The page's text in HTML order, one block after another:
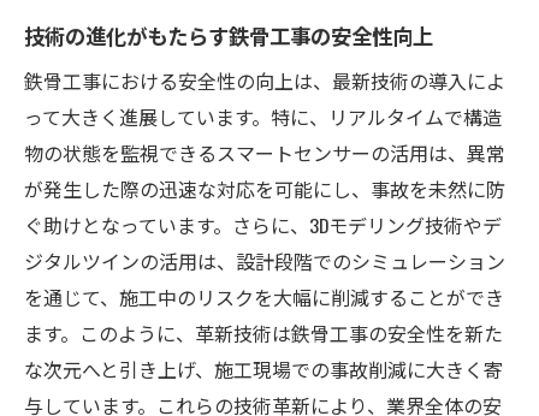
技術の進化がもたらす鉄骨工事の安全性向上
鉄骨工事における安全性の向上は、最新技術の導入によ
って大きく進展しています。特に、リアルタイムで構造
物の状態を監視できるスマートセンサーの活用は、異常
が発生した際の迅速な対応を可能にし、事故を未然に防
ぐ助けとなっています。さらに、3Dモデリング技術やデ
ジタルツインの活用は、設計段階でのシミュレーション
を通じて、施工中のリスクを大幅に削減することができ
ます。このように、革新技術は鉄骨工事の安全性を新た
な次元へと引き上げ、施工現場での事故削減に大きく寄
与しています。これらの技術革新により、業界全体の安